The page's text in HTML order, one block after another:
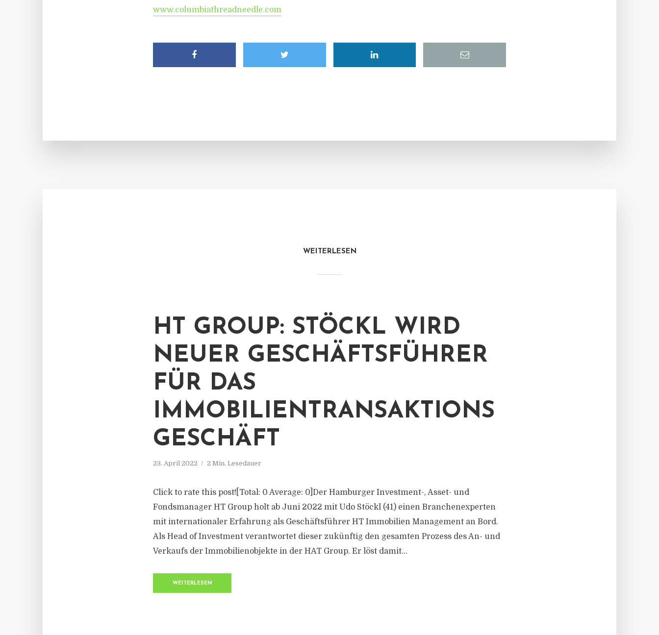
www.columbiathreadneedle.com
WEITERLESEN
HT GROUP: STÖCKL WIRD
NEUER GESCHÄFTSFÜHRER
FÜR DAS
IMMOBILIENTRANSAKTIONS
GESCHÄFT
23. April 2022 2 Min. Lesedauer
Click to rate this post![Total: 0 Average: 0]Der Hamburger Investment-, Asset- und
Fondsmanager HT Group holt ab Juni 2022 mit Udo Stöckl (41) einen Branchenexperten
mit internationaler Erfahrung als Geschäftsführer HT Immobilien Management an Bord.
Als Head of Investment verantwortet dieser zukünftig den gesamten Prozess des An- und
Verkaufs der Immobilienobjekte in der HAT Group. Er löst damit...
WEITERLESEN